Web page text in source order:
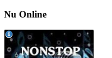
Nu Online